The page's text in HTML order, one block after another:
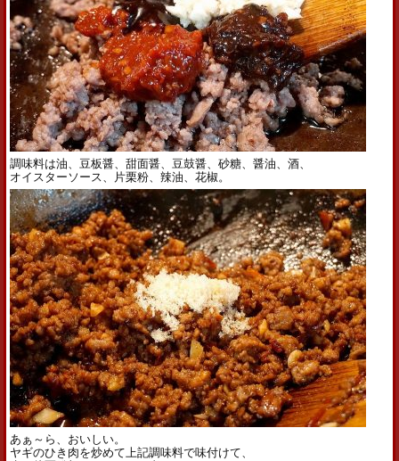
調味料は油、豆板醤、甜面醤、豆鼓醤、砂糖、醤油、酒、
オイスターソース、片栗粉、辣油、花椒。
あぁ～ら、おいしい。
ヤギのひき肉を炒めて上記調味料で味付けて、